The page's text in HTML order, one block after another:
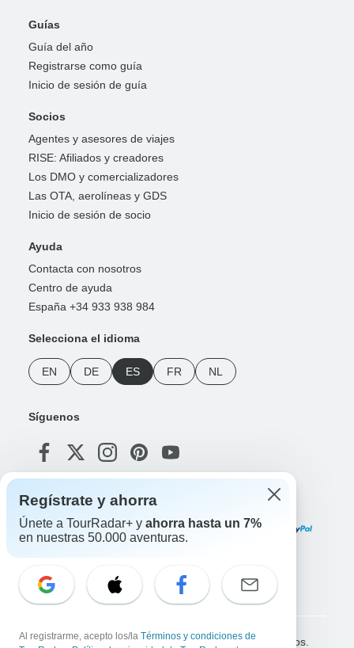
Guías
Guía del año
Registrarse como guía
Inicio de sesión de guía
Socios
Agentes y asesores de viajes
RISE: Afiliados y creadores
Los DMO y comercializadores
Las OTA, aerolíneas y GDS
Inicio de sesión de socio
Ayuda
Contacta con nosotros
Centro de ayuda
España +34 933 938 984
Selecciona el idioma
EN DE ES FR NL
Síguenos
Formas de pago
Copyright © TourRadar. Todos los derechos reservados.
Regístrate y ahorra
Únete a TourRadar+ y ahorra hasta un 7%
en nuestras 50.000 aventuras.
Al registrarme, acepto los/la Términos y condiciones de